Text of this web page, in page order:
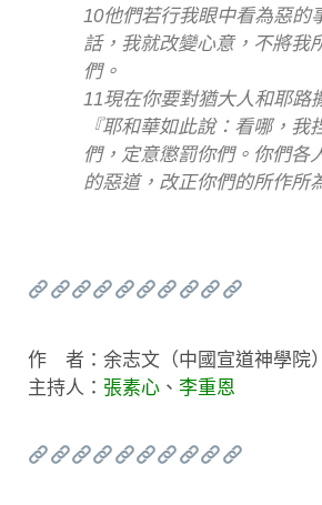
10他們若行我眼中看為惡的
話，我就改變心意，不將我
們。
11現在你要對猶大人和耶路
『耶和華如此說：看哪，我
們，定意懲罰你們。你們各
的惡道，改正你們的所作所
作 者：余志文（中國宣道神學院）
主持人： 張素心 、 李重恩